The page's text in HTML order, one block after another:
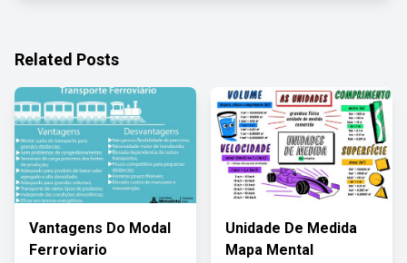
Related Posts
Vantagens Do Modal
Ferroviario
Unidade De Medida
Mapa Mental